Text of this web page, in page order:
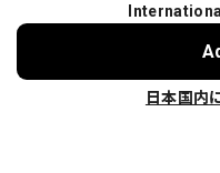
日本国内